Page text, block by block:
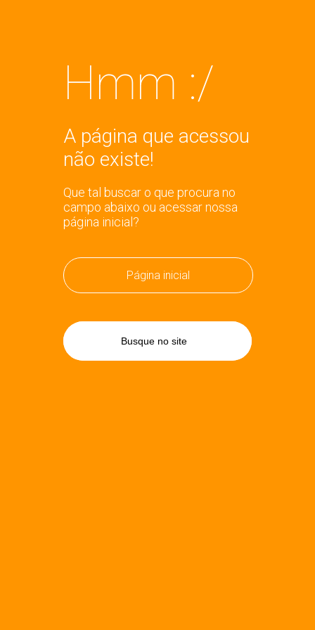
Hmm :/
A página que acessou
não existe!
Que tal buscar o que procura no
campo abaixo ou acessar nossa
página inicial?
Página inicial